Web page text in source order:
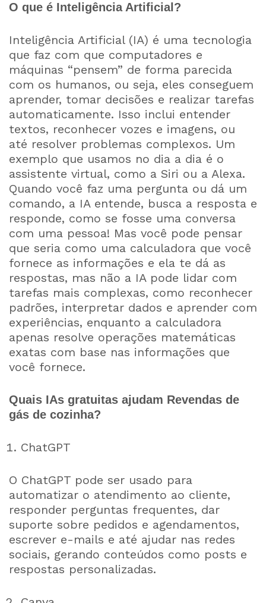
O que é Inteligência Artificial?
Inteligência Artificial (IA) é uma tecnologia
que faz com que computadores e
máquinas “pensem” de forma parecida
com os humanos, ou seja, eles conseguem
aprender, tomar decisões e realizar tarefas
automaticamente. Isso inclui entender
textos, reconhecer vozes e imagens, ou
até resolver problemas complexos. Um
exemplo que usamos no dia a dia é o
assistente virtual, como a Siri ou a Alexa.
Quando você faz uma pergunta ou dá um
comando, a IA entende, busca a resposta e
responde, como se fosse uma conversa
com uma pessoa! Mas você pode pensar
que seria como uma calculadora que você
fornece as informações e ela te dá as
respostas, mas não a IA pode lidar com
tarefas mais complexas, como reconhecer
padrões, interpretar dados e aprender com
experiências, enquanto a calculadora
apenas resolve operações matemáticas
exatas com base nas informações que
você fornece.
Quais IAs gratuitas ajudam Revendas de
gás de cozinha?
ChatGPT
O ChatGPT pode ser usado para
automatizar o atendimento ao cliente,
responder perguntas frequentes, dar
suporte sobre pedidos e agendamentos,
escrever e-mails e até ajudar nas redes
sociais, gerando conteúdos como posts e
respostas personalizadas.